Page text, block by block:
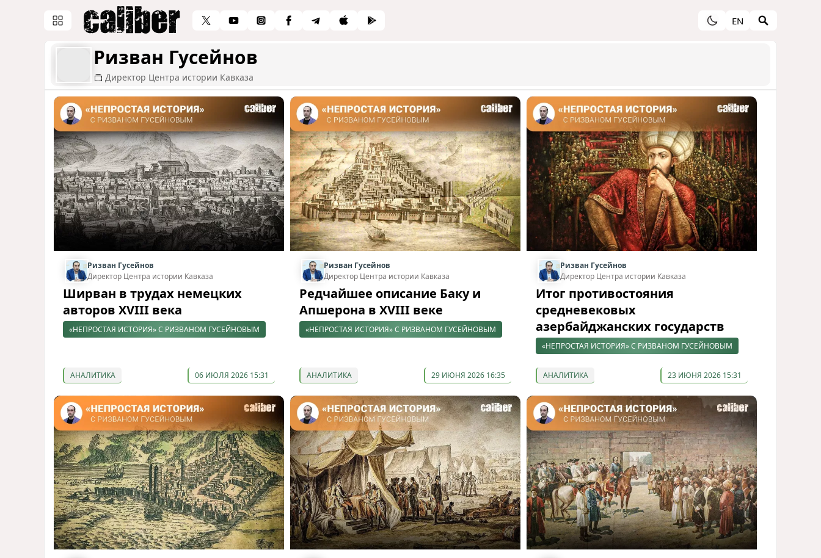
EN
Ризван Гусейнов
Директор Центра истории Кавказа
Ризван Гусейнов
Директор Центра истории Кавказа
Ширван в трудах немецких
авторов XVIII века
«НЕПРОСТАЯ ИСТОРИЯ» С РИЗВАНОМ ГУСЕЙНОВЫМ
АНАЛИТИКА 06 ИЮЛЯ 2026 15:31
Ризван Гусейнов
Директор Центра истории Кавказа
Редчайшее описание Баку и
Апшерона в XVIII веке
«НЕПРОСТАЯ ИСТОРИЯ» С РИЗВАНОМ ГУСЕЙНОВЫМ
АНАЛИТИКА 29 ИЮНЯ 2026 16:35
Ризван Гусейнов
Директор Центра истории Кавказа
Итог противостояния
средневековых
азербайджанских государств
«НЕПРОСТАЯ ИСТОРИЯ» С РИЗВАНОМ ГУСЕЙНОВЫМ
АНАЛИТИКА 23 ИЮНЯ 2026 15:31